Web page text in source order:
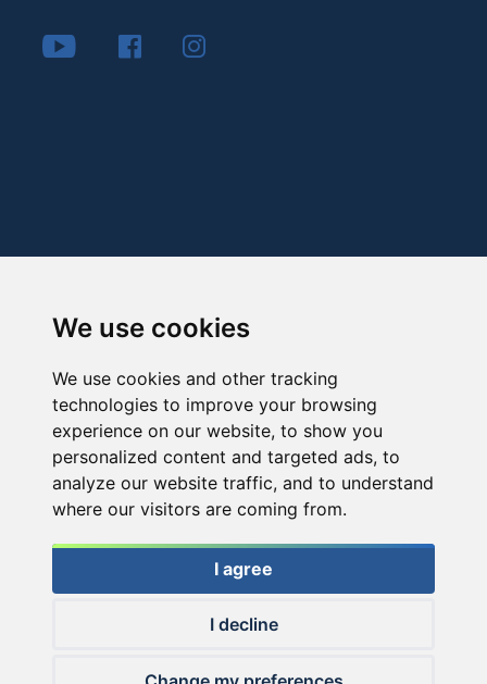
We use cookies
We use cookies and other tracking
technologies to improve your browsing
experience on our website, to show you
personalized content and targeted ads, to
analyze our website traffic, and to understand
where our visitors are coming from.
I agree
I decline